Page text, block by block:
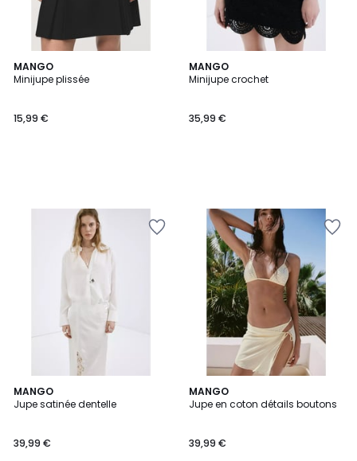
MANGO
Minijupe plissée
15,99 €
MANGO
Minijupe crochet
35,99 €
MANGO
Jupe satinée dentelle
39,99 €
MANGO
Jupe en coton détails boutons
39,99 €